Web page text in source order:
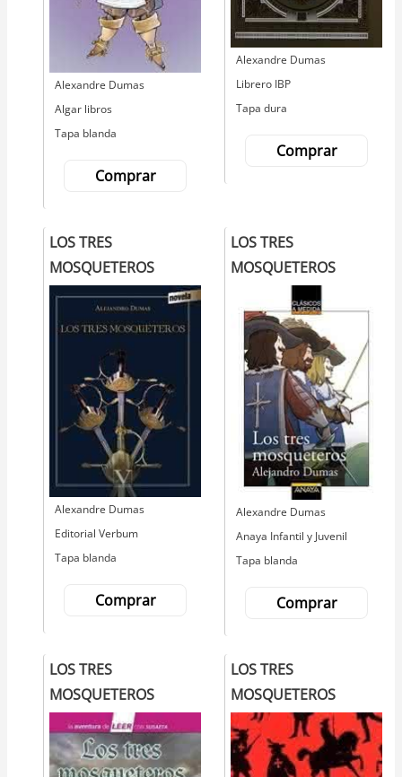
Autor
Alexandre Dumas
Editorial
Algar libros
Tapa blanda
Comprar
Autor
Alexandre Dumas
Editorial
Librero IBP
Tapa dura
Comprar
LOS TRES
MOSQUETEROS
Autor
Alexandre Dumas
Editorial
Editorial Verbum
Tapa blanda
Comprar
LOS TRES
MOSQUETEROS
Autor
Alexandre Dumas
Editorial
Anaya Infantil y Juvenil
Tapa blanda
Comprar
LOS TRES
MOSQUETEROS
LOS TRES
MOSQUETEROS